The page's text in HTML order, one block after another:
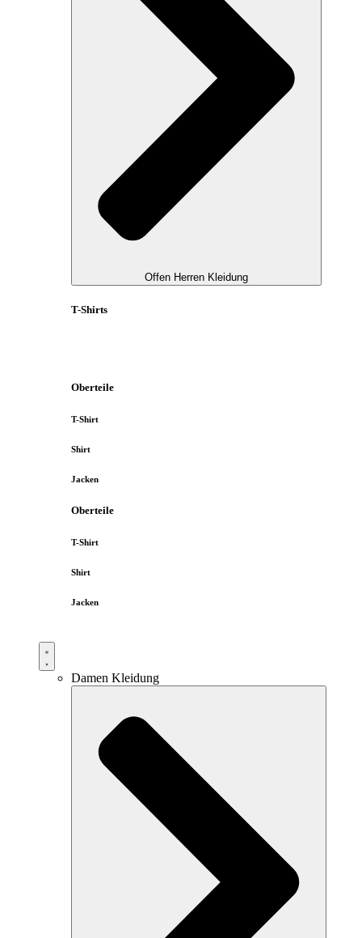
Offen Herren Kleidung
T-Shirts
Oberteile
T-Shirt
Shirt
Jacken
Oberteile
T-Shirt
Shirt
Jacken
Damen Kleidung